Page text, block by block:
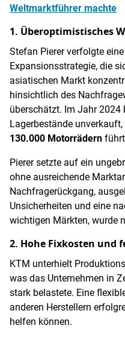
Weltmarktführer machte
1. Überoptimistisches
Stefan Pierer verfolgte
Expansionsstrategie, die
asiatischen Markt
hinsichtlich des
überschätzt. Im Jahr 2024
Lagerbestände
130.000 Motorrädern
Pierer setzte auf ein
ohne ausreichende
Nachfragerückgang,
Unsicherheiten und eine
wichtigen Märkten, wurde
2. Hohe Fixkosten und
KTM unterhielt
was das Unternehmen in
stark belastete. Eine
anderen Herstellern
helfen können.